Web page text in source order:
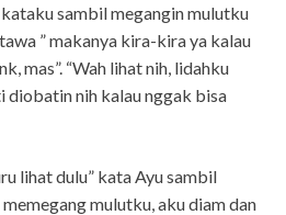
kataku sambil megangin mulutku
” makanya kira-kira ya kalau
mas”. “Wah lihat nih, lidahku
diobatin nih kalau nggak bisa
lihat dulu” kata Ayu sambil
mulutku, aku diam dan